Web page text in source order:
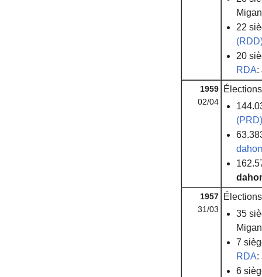
22
20
RDA:
1959
02/04
(PRD)
1957
31/03
35
7
RDA:
6